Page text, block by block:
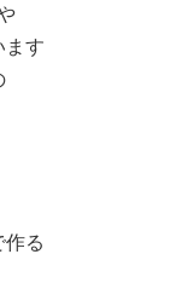
ます
作る